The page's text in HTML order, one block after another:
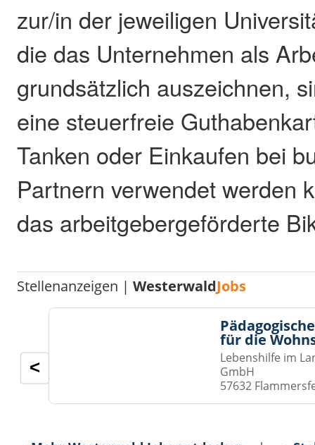
zur/in der jeweiligen
die das Unternehmen als
grundsätzlich auszeichnen,
eine steuerfreie
Tanken oder Einkaufen bei
Partnern verwendet werden
das arbeitgebergeförderte
Stellenanzeigen |WesterwaldJobs
für die
Lebenshilfe im
GmbH
57632
<